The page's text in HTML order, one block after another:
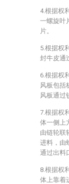
4.根据权
一螺旋叶
片。
5.根据权
封牛皮通
6.根据权
风板包括
风板通过
7.根据权
体一侧上
由链轮联
进料，由
通过出料
8.根据权
体上靠着